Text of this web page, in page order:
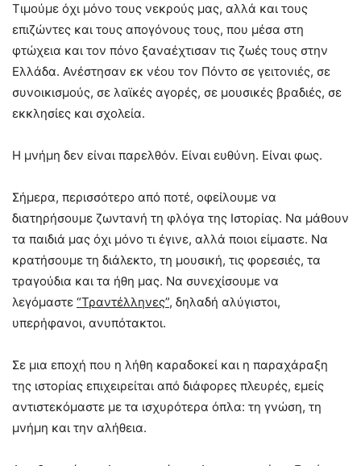
Τιμούμε όχι μόνο τους νεκρούς μας, αλλά και τους
επιζώντες και τους απογόνους τους, που μέσα στη
φτώχεια και τον πόνο ξαναέχτισαν τις ζωές τους στην
Ελλάδα. Ανέστησαν εκ νέου τον Πόντο σε γειτονιές, σε
συνοικισμούς, σε λαϊκές αγορές, σε μουσικές βραδιές, σε
εκκλησίες και σχολεία.
Η μνήμη δεν είναι παρελθόν. Είναι ευθύνη. Είναι φως.
Σήμερα, περισσότερο από ποτέ, οφείλουμε να
διατηρήσουμε ζωντανή τη φλόγα της Ιστορίας. Να μάθουν
τα παιδιά μας όχι μόνο τι έγινε, αλλά ποιοι είμαστε. Να
κρατήσουμε τη διάλεκτο, τη μουσική, τις φορεσιές, τα
τραγούδια και τα ήθη μας. Να συνεχίσουμε να
λεγόμαστε “Τραντέλληνες”, δηλαδή αλύγιστοι,
υπερήφανοι, ανυπότακτοι.
Σε μια εποχή που η λήθη καραδοκεί και η παραχάραξη
της ιστορίας επιχειρείται από διάφορες πλευρές, εμείς
αντιστεκόμαστε με τα ισχυρότερα όπλα: τη γνώση, τη
μνήμη και την αλήθεια.